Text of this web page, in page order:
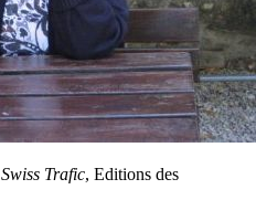
Swiss Trafic, Editions des